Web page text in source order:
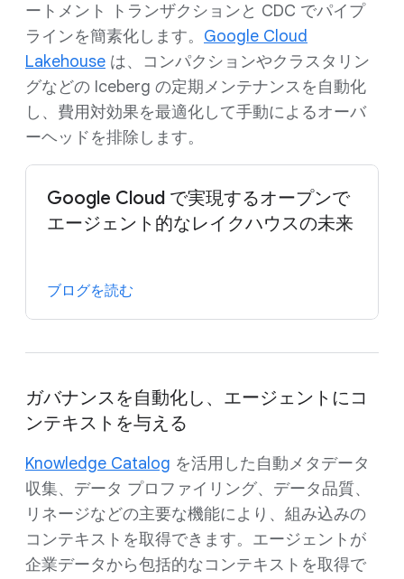
ートメント トランザクションと CDC でパイプ
ラインを簡素化します。 Google Cloud
Lakehouse は、コンパクションやクラスタリン
グなどの Iceberg の定期メンテナンスを自動化
し、費用対効果を最適化して手動によるオーバ
ーヘッドを排除します。
Google Cloud で実現するオープンで
エージェント的なレイクハウスの未来
ブログを読む
ガバナンスを自動化し、エージェントにコ
ンテキストを与える
Knowledge Catalog を活用した自動メタデータ
収集、データ プロファイリング、データ品質、
リネージなどの主要な機能により、組み込みの
コンテキストを取得できます。エージェントが
企業データから包括的なコンテキストを取得で